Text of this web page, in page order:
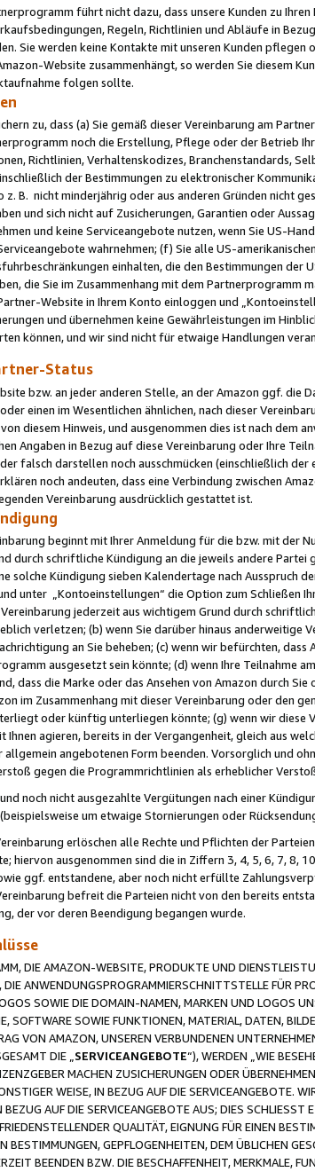
führt nicht dazu, dass unsere Kunden zu
Regeln, Richtlinien und Abläufe in
Sie werden keine Kontakte mit unseren Kunden
Website zusammenhängt, so werden Sie diesem
folgen sollte.
zu, dass (a) Sie gemäß dieser Vereinbarung am
noch die Erstellung, Pflege oder der Betrieb
Richtlinien, Verhaltenskodizes, Branchenstandards,
der Bestimmungen zu elektronischer
z. B. nicht minderjährig oder aus anderen Gründen nicht
und sich nicht auf Zusicherungen, Garantien oder
und keine Serviceangebote nutzen, wenn Sie US-
wahrnehmen; (f) Sie alle US-
einhalten, die den Bestimmungen
die Sie im Zusammenhang mit dem
Website in Ihrem Konto einloggen und
und übernehmen keine Gewährleistungen im
können, und wir sind nicht für etwaige Handlungen
Status
bzw. an jeder anderen Stelle, an der Amazon ggf.
einen im Wesentlichen ähnlichen, nach dieser
diesem Hinweis, und ausgenommen dies ist nach
Angaben in Bezug auf diese Vereinbarung oder Ihre
falsch darstellen noch ausschmücken (einschließlich
noch andeuten, dass eine Verbindung zwischen
Vereinbarung ausdrücklich gestattet ist.
beginnt mit Ihrer Anmeldung für die bzw. mit der
durch schriftliche Kündigung an die jeweils andere
solche Kündigung sieben Kalendertage nach Ausspruch
unter „Kontoeinstellungen“ die Option zum Schließen
jederzeit aus wichtigem Grund durch
verletzen; (b) wenn Sie darüber hinaus
an Sie beheben; (c) wenn wir befürchten,
ausgesetzt sein könnte; (d) wenn Ihre
dass die Marke oder das Ansehen von Amazon durch
im Zusammenhang mit dieser Vereinbarung oder den
oder künftig unterliegen könnte; (g) wenn wir diese
Ihnen agieren, bereits in der Vergangenheit, gleich aus
angebotenen Form beenden. Vorsorglich und
gegen die Programmrichtlinien als erheblicher
noch nicht ausgezahlte Vergütungen nach einer
um etwaige Stornierungen oder
erlöschen alle Rechte und Pflichten der
hiervon ausgenommen sind die in Ziffern 3, 4, 5, 6, 7, 8,
ggf. entstandene, aber noch nicht erfüllte
befreit die Parteien nicht von den bereits
der vor deren Beendigung begangen wurde.
DIE AMAZON-WEBSITE, PRODUKTE UND
DIE ANWENDUNGSPROGRAMMIERSCHNITTSTELLE FÜR
SOWIE DIE DOMAIN-NAMEN, MARKEN UND LOGOS
SOFTWARE SOWIE FUNKTIONEN, MATERIAL, DATEN,
VON AMAZON, UNSEREN VERBUNDENEN
DIE „ SERVICEANGEBOTE“), WERDEN „WIE
MACHEN ZUSICHERUNGEN ODER
WEISE, IN BEZUG AUF DIE SERVICEANGEBOTE.
AUF DIE SERVICEANGEBOTE AUS; DIES
QUALITÄT, EIGNUNG FÜR EINEN
BESTIMMUNGEN, GEPFLOGENHEITEN, DEM ÜBLICHEN
BEENDEN BZW. DIE BESCHAFFENHEIT, MERKMALE,